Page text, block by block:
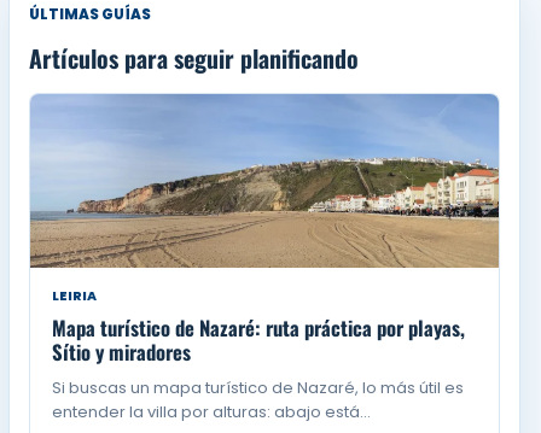
ÚLTIMAS GUÍAS
Artículos para seguir planificando
LEIRIA
Mapa turístico de Nazaré: ruta práctica por playas,
Sítio y miradores
Si buscas un mapa turístico de Nazaré, lo más útil es
entender la villa por alturas: abajo está…